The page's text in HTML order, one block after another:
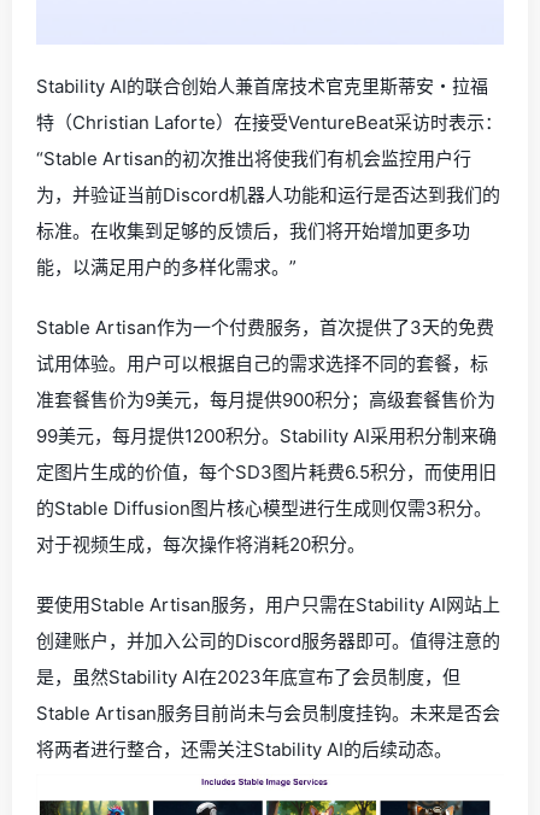
Stability AI的联合创始人兼首席技术官克里斯蒂安・拉福
特（Christian Laforte）在接受VentureBeat采访时表示：
“Stable Artisan的初次推出将使我们有机会监控用户行
为，并验证当前Discord机器人功能和运行是否达到我们的
标准。在收集到足够的反馈后，我们将开始增加更多功
能，以满足用户的多样化需求。”
Stable Artisan作为一个付费服务，首次提供了3天的免费
试用体验。用户可以根据自己的需求选择不同的套餐，标
准套餐售价为9美元，每月提供900积分；高级套餐售价为
99美元，每月提供1200积分。Stability AI采用积分制来确
定图片生成的价值，每个SD3图片耗费6.5积分，而使用旧
的Stable Diffusion图片核心模型进行生成则仅需3积分。
对于视频生成，每次操作将消耗20积分。
要使用Stable Artisan服务，用户只需在Stability AI网站上
创建账户，并加入公司的Discord服务器即可。值得注意的
是，虽然Stability AI在2023年底宣布了会员制度，但
Stable Artisan服务目前尚未与会员制度挂钩。未来是否会
将两者进行整合，还需关注Stability AI的后续动态。